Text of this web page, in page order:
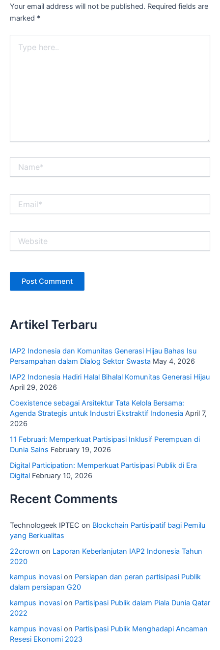
Your email address will not be published. Required fields are
marked *
here..
Artikel Terbaru
IAP2 Indonesia dan Komunitas Generasi Hijau Bahas Isu
Persampahan dalam Dialog Sektor Swasta May 4, 2026
IAP2 Indonesia Hadiri Halal Bihalal Komunitas Generasi Hijau
April 29, 2026
Coexistence sebagai Arsitektur Tata Kelola Bersama:
Agenda Strategis untuk Industri Ekstraktif Indonesia April 7,
2026
11 Februari: Memperkuat Partisipasi Inklusif Perempuan di
Dunia Sains February 19, 2026
Digital Participation: Memperkuat Partisipasi Publik di Era
Digital February 10, 2026
Recent Comments
Technologeek IPTEC on Blockchain Partisipatif bagi Pemilu
yang Berkualitas
22crown on Laporan Keberlanjutan IAP2 Indonesia Tahun
2020
kampus inovasi on Persiapan dan peran partisipasi Publik
dalam persiapan G20
kampus inovasi on Partisipasi Publik dalam Piala Dunia Qatar
2022
kampus inovasi on Partisipasi Publik Menghadapi Ancaman
Resesi Ekonomi 2023